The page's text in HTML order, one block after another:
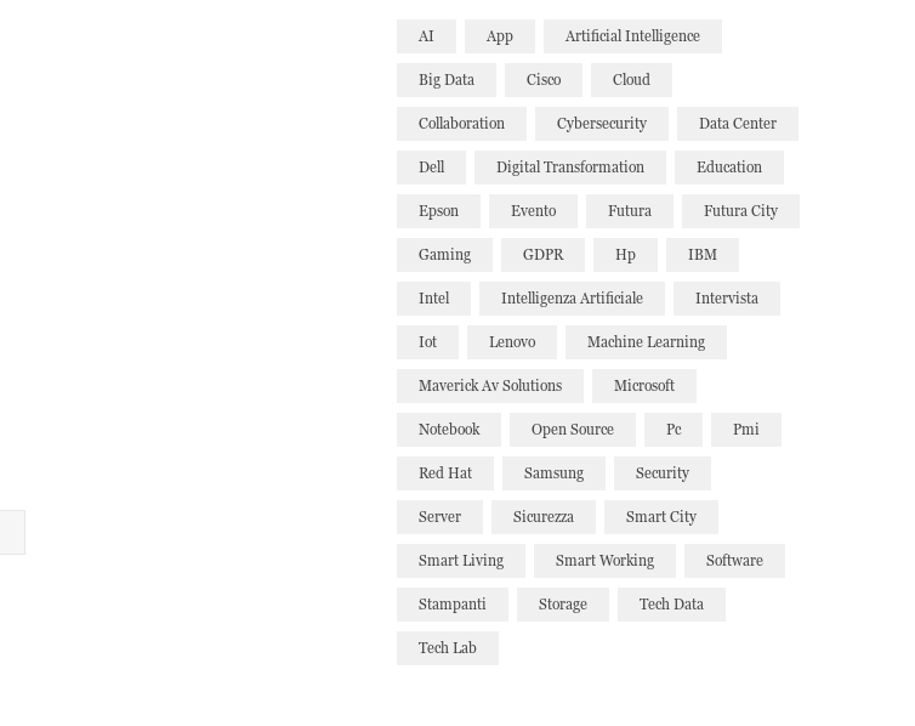
AI App Artificial Intelligence
Big Data Cisco Cloud
Collaboration Cybersecurity Data Center
Dell Digital Transformation Education
Epson Evento Futura Futura City
Gaming GDPR Hp IBM
Intel Intelligenza Artificiale Intervista
Iot Lenovo Machine Learning
Maverick Av Solutions Microsoft
Notebook Open Source Pc Pmi
Red Hat Samsung Security
Server Sicurezza Smart City
Smart Living Smart Working Software
Stampanti Storage Tech Data
Tech Lab